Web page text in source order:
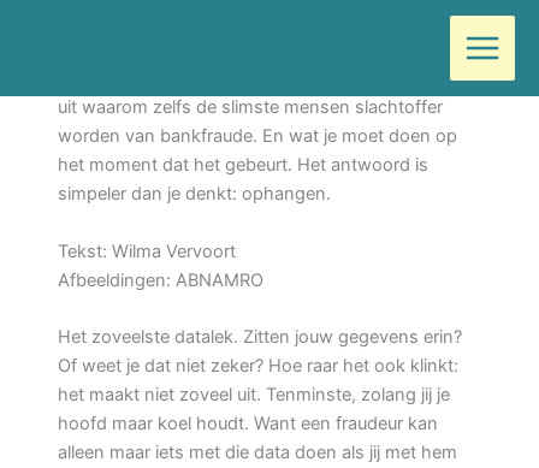
inhoud
Marco Hendriks, fraude-expert bij ABNAMRO, legt
uit waarom zelfs de slimste mensen slachtoffer
worden van bankfraude. En wat je moet doen op
het moment dat het gebeurt. Het antwoord is
simpeler dan je denkt: ophangen.
Tekst: Wilma Vervoort
Afbeeldingen: ABNAMRO
Het zoveelste datalek. Zitten jouw gegevens erin?
Of weet je dat niet zeker? Hoe raar het ook klinkt:
het maakt niet zoveel uit. Tenminste, zolang jij je
hoofd maar koel houdt. Want een fraudeur kan
alleen maar iets met die data doen als jij met hem